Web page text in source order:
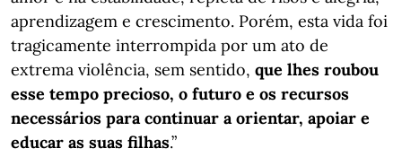
aprendizagem e crescimento. Porém, esta vida foi
tragicamente interrompida por um ato de
extrema violência, sem sentido, que lhes roubou
esse tempo precioso, o futuro e os recursos
necessários para continuar a orientar, apoiar e
educar as suas filhas.”